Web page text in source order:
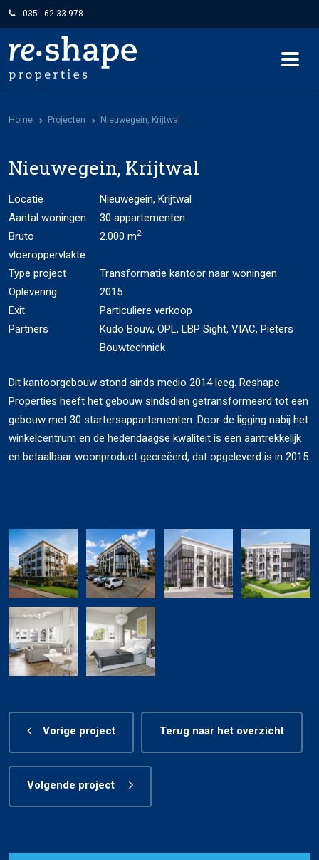
035 - 62 33 978
Home Projecten Nieuwegein, Krijtwal
Nieuwegein, Krijtwal
Locatie
Nieuwegein, Krijtwal
Aantal woningen
30 appartementen
Bruto
vloeroppervlakte
2.000 m2
Type project
Transformatie kantoor naar woningen
Oplevering
2015
Exit
Particuliere verkoop
Partners
Kudo Bouw, OPL, LBP Sight, VIAC, Pieters
Bouwtechniek
Dit kantoorgebouw stond sinds medio 2014 leeg. Reshape
Properties heeft het gebouw sindsdien getransformeerd tot een
gebouw met 30 startersappartementen. Door de ligging nabij het
winkelcentrum en de hedendaagse kwaliteit is een aantrekkelijk
en betaalbaar woonproduct gecreëerd, dat opgeleverd is in 2015.
Vorige project Terug naar het overzicht
Volgende project